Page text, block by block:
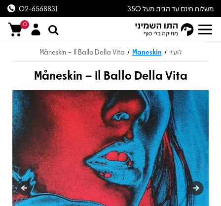
משלוח חינם עד הבית מעל 350
ש״ח
02-6568831
0
לועזי /
Maneskin
/
Måneskin – Il Ballo Della Vita
Måneskin – Il Ballo Della Vita